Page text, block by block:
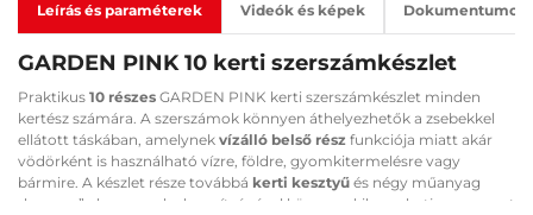
Leírás és paraméterek Videók és képek Dokumentumok
GARDEN PINK 10 kerti szerszámkészlet
Praktikus 10 részes GARDEN PINK kerti szerszámkészlet minden
kertész számára. A szerszámok könnyen áthelyezhetők a zsebekkel
ellátott táskában, amelynek vízálló belső rész funkciója miatt akár
vödörként is használható vízre, földre, gyomkitermelésre vagy
bármire. A készlet része továbbá kerti kesztyű és négy műanyag
„karmos” elem, amelyek segítségével könnyen kikaparhatja a gyomot